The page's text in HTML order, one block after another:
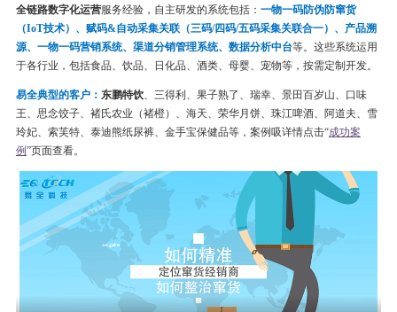
全链路数字化运营服务经验，自主研发的系统包括： 一物一码防伪防窜货
（IoT技术）、赋码&自动采集关联（三码/四码/五码采集关联合一）、产品溯
源、一物一码营销系统、渠道分销管理系统、数据分析中台等。这些系统运用
于各行业，包括食品、饮品、日化品、酒类、母婴、宠物等，按需定制开发。
易全典型的客户： 东鹏特饮、三得利、果子熟了、瑞幸、 景田百岁山、口味
王、思念饺子、 褚氏农业（褚橙）、 海天、荣华月饼、 珠江啤酒、 阿道夫、雪
玲妃、索芙特、泰迪熊纸尿裤、金手宝保健品等，案例吸详情点击“成功案
例”页面查看。